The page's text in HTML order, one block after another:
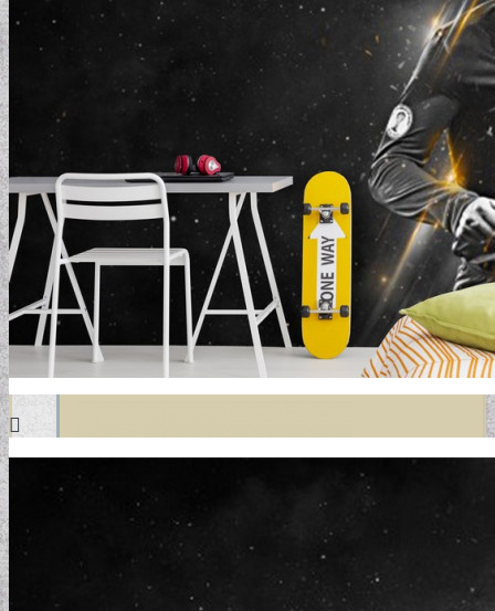
DESIGN TAPÉTÁK